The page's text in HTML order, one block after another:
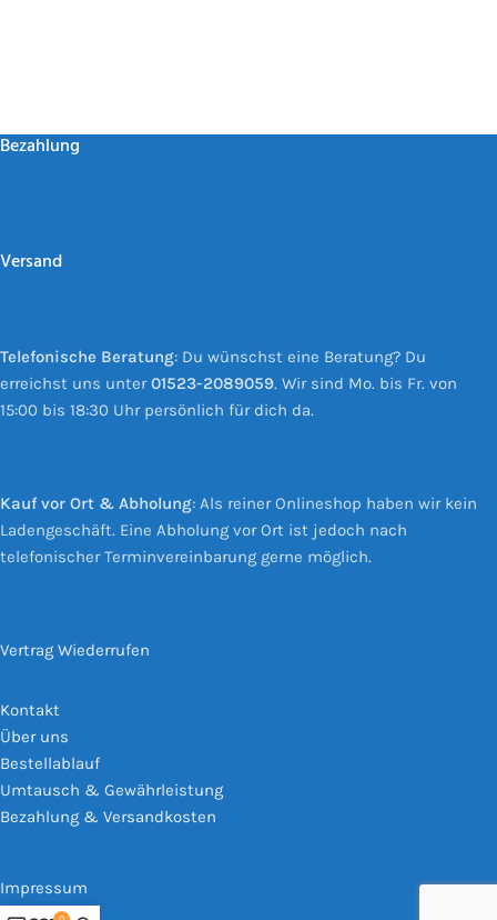
Bezahlung
Versand
Telefonische Beratung: Du wünschst eine Beratung? Du
erreichst uns unter01523-2089059. Wir sind Mo. bis Fr. von
15:00 bis 18:30 Uhr persönlich für dich da.
Kauf vor Ort & Abholung: Als reiner Onlineshop haben wir kein
Ladengeschäft. Eine Abholung vor Ort ist jedoch nach
telefonischer Terminvereinbarung gerne möglich.
Vertrag Wiederrufen
Kontakt
Über uns
Bestellablauf
Umtausch & Gewährleistung
Bezahlung & Versandkosten
Impressum
AGB